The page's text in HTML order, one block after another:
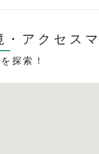
アクセス
探索！